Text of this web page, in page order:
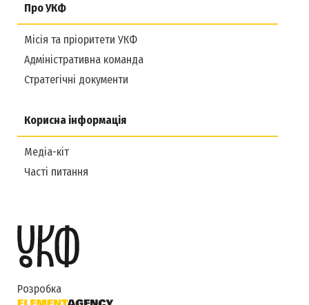
Розробка
Про УКФ
Місія та пріоритети УКФ
Адміністративна команда
Стратегічні документи
Корисна інформація
Медіа-кіт
Часті питання